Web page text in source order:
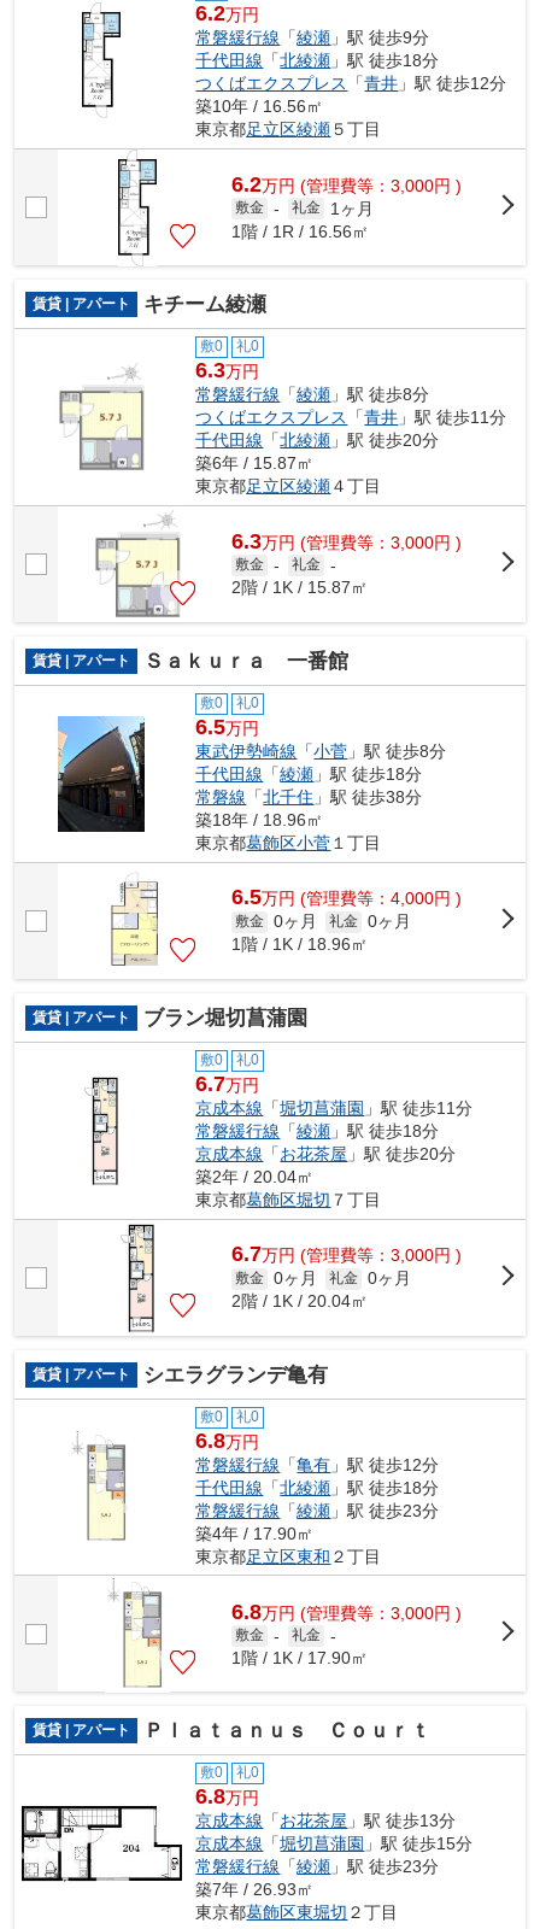
6.2万円
常磐緩行線 「綾瀬 」駅 徒歩9分
千代田線 「北綾瀬 」駅 徒歩18分
つくばエクスプレス
「青井 」駅 徒歩12分
築10年 / 16.56㎡
東京都足立区綾瀬５丁目
6.2万円 (管理費等：3,000円 )
敷金 - 礼金
1ヶ月
1階 / 1R / 16.56㎡
賃貸 | アパート キチーム綾瀬
敷0 礼0
6.3万円
常磐緩行線 「綾瀬 」駅 徒歩8分
つくばエクスプレス
「青井 」駅 徒歩11分
千代田線 「北綾瀬 」駅 徒歩20分
築6年 / 15.87㎡
東京都足立区綾瀬４丁目
6.3万円 (管理費等：3,000円 )
敷金 - 礼金 -
2階 / 1K / 15.87㎡
賃貸 | アパート Ｓａｋｕｒａ 一番館
敷0 礼0
6.5万円
東武伊勢崎線 「小菅 」駅 徒歩8分
千代田線 「綾瀬 」駅 徒歩18分
常磐線 「北千住 」駅 徒歩38分
築18年 / 18.96㎡
東京都葛飾区小菅 １丁目
6.5万円 (管理費等：4,000円 )
敷金 0ヶ月 礼金 0ヶ月
1階 / 1K / 18.96㎡
賃貸 | アパート ブラン堀切菖蒲園
敷0 礼0
6.7万円
京成本線 「堀切菖蒲園 」駅 徒歩11分
常磐緩行線 「綾瀬 」駅 徒歩18分
京成本線 「お花茶屋 」駅 徒歩20分
築2年 / 20.04㎡
東京都葛飾区堀切 ７丁目
6.7万円 (管理費等：3,000円 )
敷金 0ヶ月 礼金 0ヶ月
2階 / 1K / 20.04㎡
賃貸 | アパート シエラグランデ亀有
敷0 礼0
6.8万円
常磐緩行線 「亀有 」駅 徒歩12分
千代田線 「北綾瀬 」駅 徒歩18分
常磐緩行線 「綾瀬 」駅 徒歩23分
築4年 / 17.90㎡
東京都足立区東和 ２丁目
6.8万円 (管理費等：3,000円 )
敷金 - 礼金 -
1階 / 1K / 17.90㎡
賃貸 | アパート Ｐｌａｔａｎｕｓ Ｃｏｕｒｔ
敷0 礼0
6.8万円
京成本線 「お花茶屋 」駅 徒歩13分
京成本線 「堀切菖蒲園 」駅 徒歩15分
常磐緩行線 「綾瀬 」駅 徒歩23分
築7年 / 26.93㎡
東京都葛飾区東堀切 ２丁目